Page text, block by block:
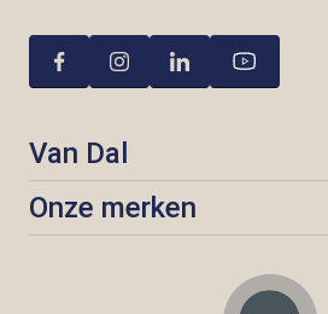
Van Dal
Onze merken